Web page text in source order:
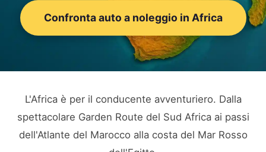
Confronta auto a noleggio in Africa
L'Africa è per il conducente avventuriero. Dalla
spettacolare Garden Route del Sud Africa ai passi
dell'Atlante del Marocco alla costa del Mar Rosso